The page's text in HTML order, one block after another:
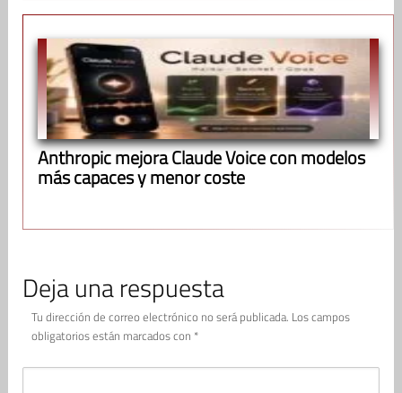
Anthropic mejora Claude Voice con modelos
más capaces y menor coste
Deja una respuesta
Tu dirección de correo electrónico no será publicada. Los campos
obligatorios están marcados con *